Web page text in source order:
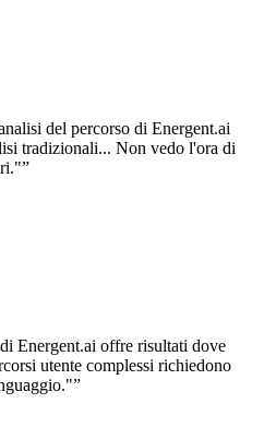
del percorso di Energent.ai
tradizionali... Non vedo l'ora di
”
Energent.ai offre risultati dove
utente complessi richiedono
”